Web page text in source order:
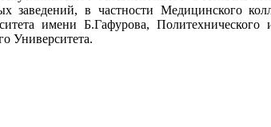
в частности Медицинского
имени Б.Гафурова,
Университета.